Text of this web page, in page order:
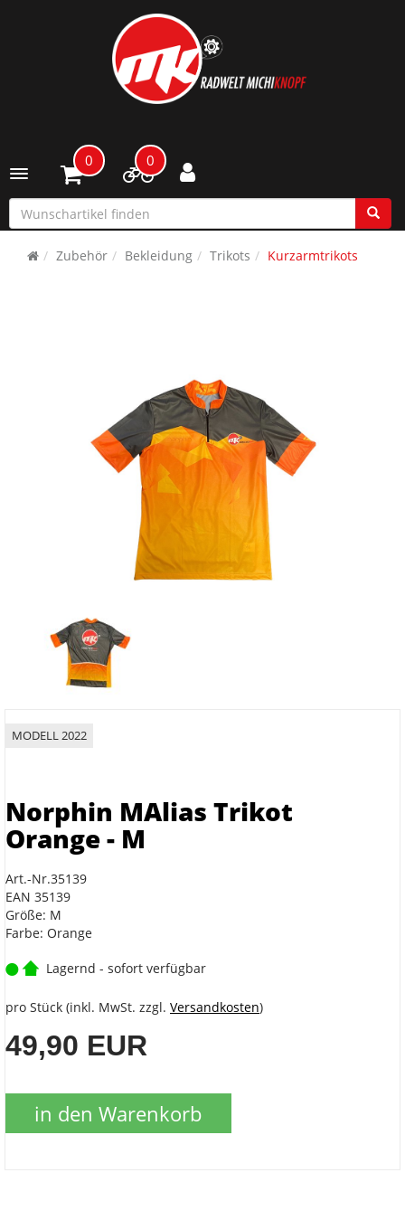
Toggle navigation
0 0
Zubehör Bekleidung Trikots Kurzarmtrikots
MODELL 2022
Norphin MAlias Trikot
Orange - M
Art.-Nr.35139
EAN 35139
Größe: M
Farbe: Orange
Lagernd - sofort verfügbar
pro Stück (inkl. MwSt. zzgl. Versandkosten)
49,90 EUR
in den Warenkorb